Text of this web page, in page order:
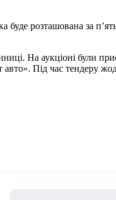
розташована за
На аукціоні були
Під час тендеру